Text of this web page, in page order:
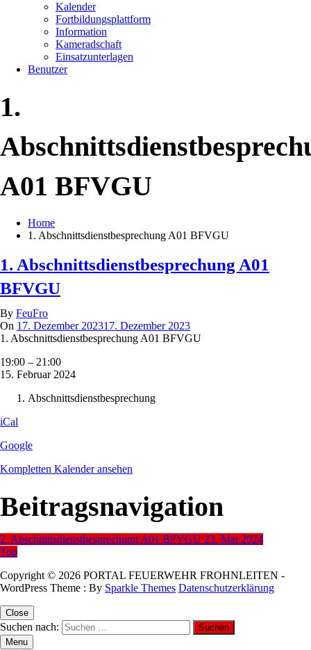
Kalender
Fortbildungsplattform
Information
Kameradschaft
Einsatzunterlagen
Benutzer
1.
A01 BFVGU
Home
1. Abschnittsdienstbesprechung A01 BFVGU
1. Abschnittsdienstbesprechung A01
BFVGU
By FeuFro
On 17. Dezember 202317. Dezember 2023
1. Abschnittsdienstbesprechung A01 BFVGU
19:00 – 21:00
15. Februar 2024
Abschnittsdienstbesprechung
iCal
Google
Kompletten Kalender ansehen
Beitragsnavigation
2. Abschnittsdienstbesprechung A01 BFVGU 23. Mai 2024
Top
Copyright © 2026 PORTAL FEUERWEHR FROHNLEITEN -
WordPress Theme : By Sparkle Themes Datenschutzerklärung
Close
Suchen nach:
Menu